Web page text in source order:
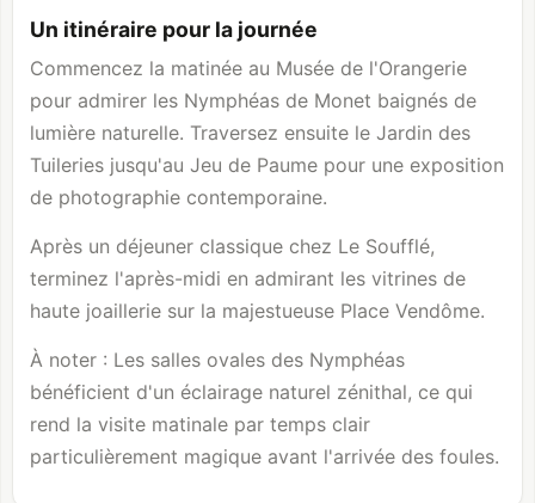
Un itinéraire pour la journée
Commencez la matinée au Musée de l'Orangerie
pour admirer les Nymphéas de Monet baignés de
lumière naturelle. Traversez ensuite le Jardin des
Tuileries jusqu'au Jeu de Paume pour une exposition
de photographie contemporaine.
Après un déjeuner classique chez Le Soufflé,
terminez l'après-midi en admirant les vitrines de
haute joaillerie sur la majestueuse Place Vendôme.
À noter : Les salles ovales des Nymphéas
bénéficient d'un éclairage naturel zénithal, ce qui
rend la visite matinale par temps clair
particulièrement magique avant l'arrivée des foules.